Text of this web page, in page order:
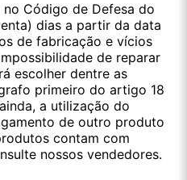
Código de Defesa do
dias a partir da data
de fabricação e vícios
de reparar
escolher dentre as
primeiro do artigo 18
a utilização do
de outro produto
contam com
nossos vendedores.